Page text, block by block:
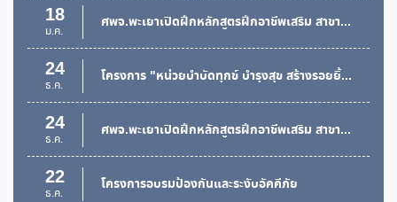
ประกาศสำนักงานพัฒนาฝีมือแรงงานพะเยา เรื่อง ประกวด
ราคาซื้อโครงการจัดซื้อครุภัณฑ์ รถโดยสารขนาด 12 ที่นั่ง
(ดีเซล) ปริมาตรกระบอกสูบไม่ต่ำกว่า 2400 ซีซี หรือกำลัง
เครื่องยนต์สูงสุดไม่ต่ำกว่า 90 กิโลวัตต์ ด้วยวิธีประกวด
ราคาอิเล็กทรอนิกส์ (e-bidding)
11 ก.ย. 2568
เผยแพร่แผนการจัดซื้อจัดจ้าง ประจำปีงบประมาณ
พ.ศ.2569
8 ก.ย. 2568 242
18
ม.ค. ศพจ.พะเยาเปิดฝึกหลักสูตรฝึกอาชีพเสริม สาขาการปูกระเบื้อง
24
ธ.ค. โครงการ "หน่วยบำบัดทุกข์ บำรุงสุข สร้างรอยยิ้มให้ประชาชน" จังหวัดพะเยา
24
ธ.ค. ศพจ.พะเยาเปิดฝึกหลักสูตรฝึกอาชีพเสริม สาขาการประดิษฐ์ดอกไม้จากผ้าใยบัว
22
ธ.ค. โครงการอบรมป้องกันและระงับอัคคีภัย